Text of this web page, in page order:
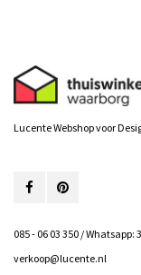
Lucente Webshop voor
085 - 06 03 350 / Whatsapp:
verkoop@lucente.nl